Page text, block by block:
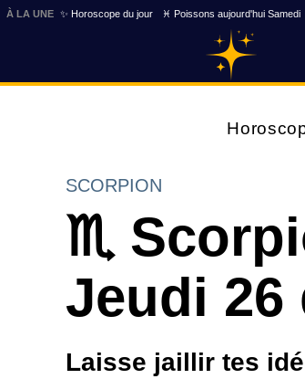
À LA UNE ✨ Horoscope du jour ♓ Poissons aujourd'hui Samedi
SCORPION
♏
Jeudi 26
Laisse jaillir tes